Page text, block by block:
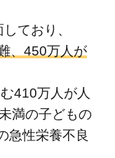
ており、
、450万人が
410万人が人
満の子どもの
急性栄養不良